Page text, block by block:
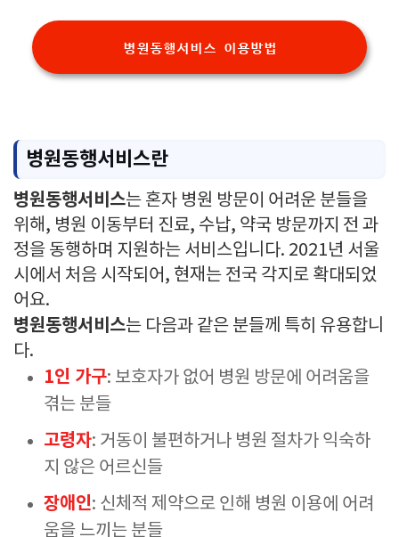
병원동행서비스 이용방법
병원동행서비스란
병원동행서비스는 혼자 병원 방문이 어려운 분들을
위해, 병원 이동부터 진료, 수납, 약국 방문까지 전 과
정을 동행하며 지원하는 서비스입니다. 2021년 서울
시에서 처음 시작되어, 현재는 전국 각지로 확대되었
어요.
병원동행서비스는 다음과 같은 분들께 특히 유용합니
다.
1인 가구: 보호자가 없어 병원 방문에 어려움을
겪는 분들
고령자: 거동이 불편하거나 병원 절차가 익숙하
지 않은 어르신들
장애인: 신체적 제약으로 인해 병원 이용에 어려
움을 느끼는 분들